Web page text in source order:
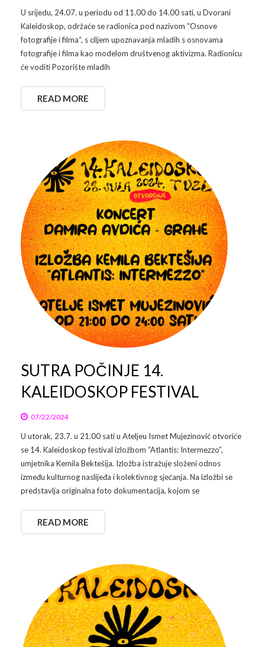
U srijedu, 24.07. u periodu od 11.00 do 14.00 sati, u Dvorani
Kaleidoskop, održaće se radionica pod nazivom “Osnove
fotografije i filma“, s ciljem upoznavanja mladih s osnovama
fotografije i filma kao modelom društvenog aktivizma. Radionicu
će voditi Pozorište mladih
READ MORE
SUTRA POČINJE 14.
KALEIDOSKOP FESTIVAL
07/22/2024
U utorak, 23.7. u 21.00 sati u Ateljeu Ismet Mujezinović otvoriće
se 14. Kaleidoskop festival izložbom “Atlantis: Intermezzo”,
umjetnika Kemila Bektešija. Izložba istražuje složeni odnos
između kulturnog naslijeđa i kolektivnog sjećanja. Na izložbi se
predstavlja originalna foto dokumentacija, kojom se
READ MORE